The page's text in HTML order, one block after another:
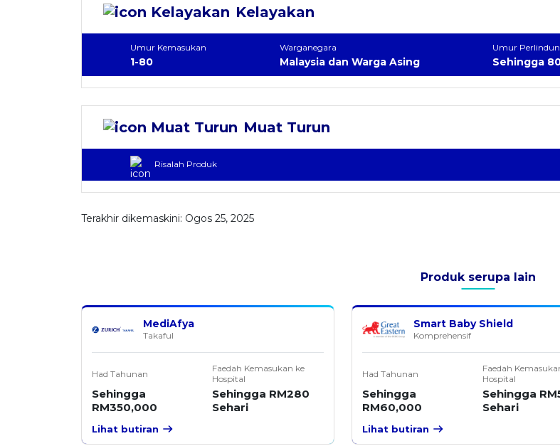
Kelayakan
1-80
Umur Kemasukan
Malaysia dan Warga Asing
Warganegara
Sehingga
Umur
Muat Turun
Risalah Produk
Terakhir dikemaskini: Ogos 25, 2025
Produk serupa lain
MediAfya
Takaful
Had Tahunan
Sehingga
RM350,000
Faedah Kemasukan ke
Hospital
Sehingga RM280
Sehari
Lihat butiran
Smart Baby Shield
Komprehensif
Had Tahunan
Sehingga
RM60,000
Faedah
Hospital
Sehingga
Sehari
Lihat butiran